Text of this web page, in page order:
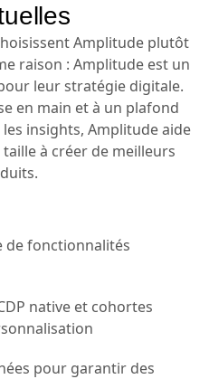
Amplitude plutôt
raison : Amplitude est un
leur stratégie digitale.
en main et à un plafond
insights, Amplitude aide
à créer de meilleurs
de fonctionnalités
native et cohortes
pour garantir des